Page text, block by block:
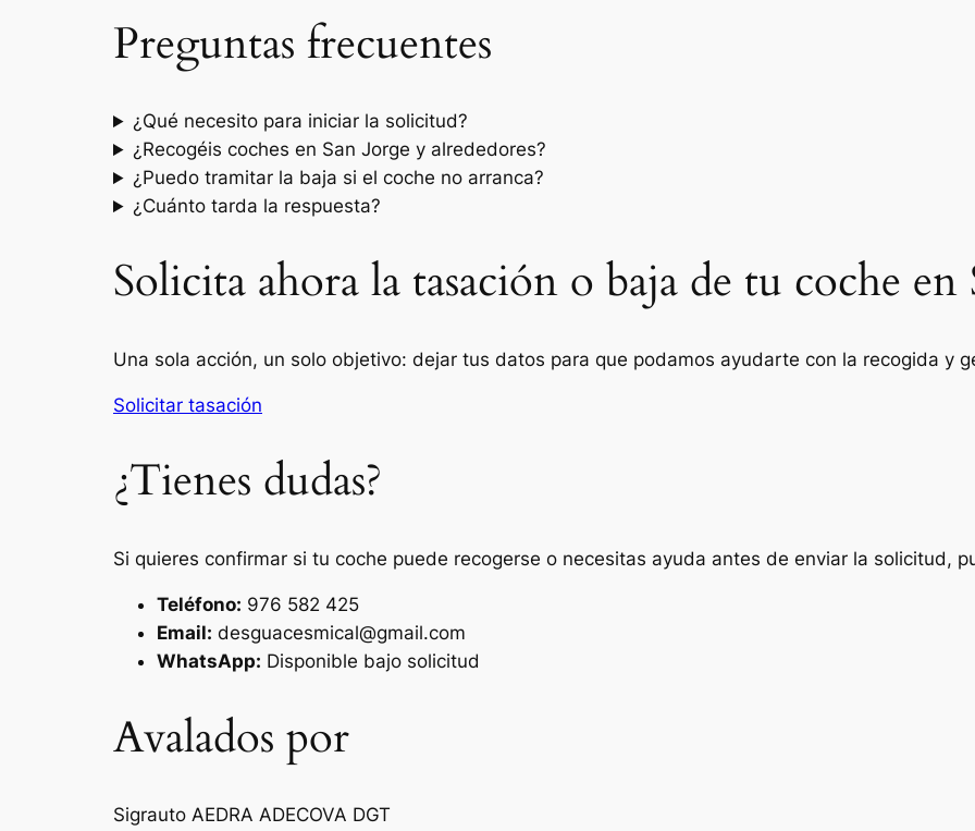
Preguntas frecuentes
¿Qué necesito para iniciar la solicitud?
¿Recogéis coches en San Jorge y alrededores?
¿Puedo tramitar la baja si el coche no arranca?
¿Cuánto tarda la respuesta?
Solicita ahora la tasación o baja de tu coche en
Una sola acción, un solo objetivo: dejar tus datos para que podamos ayudarte con la recogida y
Solicitar tasación
¿Tienes dudas?
Si quieres confirmar si tu coche puede recogerse o necesitas ayuda antes de enviar la solicitud,
Teléfono: 976 582 425
Email: desguacesmical@gmail.com
WhatsApp: Disponible bajo solicitud
Avalados por
Sigrauto AEDRA ADECOVA DGT